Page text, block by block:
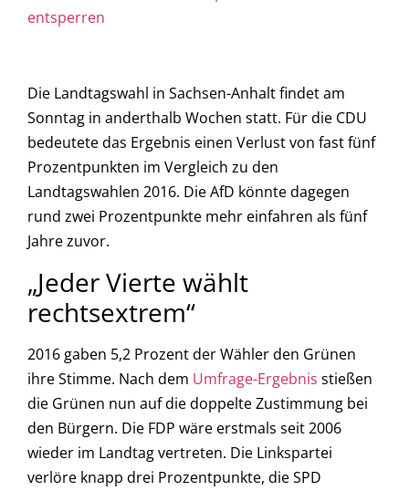
entsperren
Die Landtagswahl in Sachsen-Anhalt findet am
Sonntag in anderthalb Wochen statt. Für die CDU
bedeutete das Ergebnis einen Verlust von fast fünf
Prozentpunkten im Vergleich zu den
Landtagswahlen 2016. Die AfD könnte dagegen
rund zwei Prozentpunkte mehr einfahren als fünf
Jahre zuvor.
„Jeder Vierte wählt
rechtsextrem“
2016 gaben 5,2 Prozent der Wähler den Grünen
ihre Stimme. Nach dem Umfrage-Ergebnis stießen
die Grünen nun auf die doppelte Zustimmung bei
den Bürgern. Die FDP wäre erstmals seit 2006
wieder im Landtag vertreten. Die Linkspartei
verlöre knapp drei Prozentpunkte, die SPD